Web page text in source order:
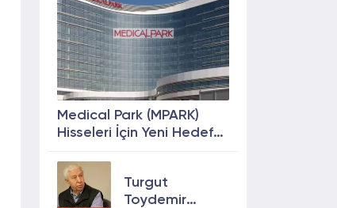
Medical Park (MPARK)
Hisseleri İçin Yeni Hedef
Potansiyeli
Turgut
Toydemir